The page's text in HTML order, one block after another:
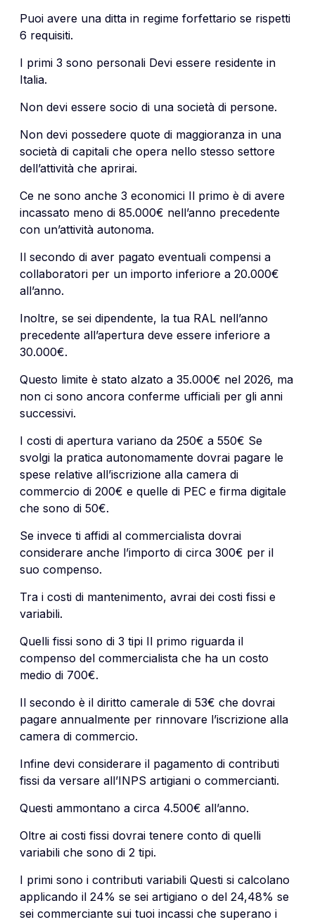
Puoi avere una ditta in regime forfettario se rispetti
6 requisiti.
I primi 3 sono personali Devi essere residente in
Italia.
Non devi essere socio di una società di persone.
Non devi possedere quote di maggioranza in una
società di capitali che opera nello stesso settore
dell’attività che aprirai.
Ce ne sono anche 3 economici Il primo è di avere
incassato meno di 85.000€ nell’anno precedente
con un’attività autonoma.
Il secondo di aver pagato eventuali compensi a
collaboratori per un importo inferiore a 20.000€
all’anno.
Inoltre, se sei dipendente, la tua RAL nell’anno
precedente all’apertura deve essere inferiore a
30.000€.
Questo limite è stato alzato a 35.000€ nel 2026, ma
non ci sono ancora conferme ufficiali per gli anni
successivi.
I costi di apertura variano da 250€ a 550€ Se
svolgi la pratica autonomamente dovrai pagare le
spese relative all’iscrizione alla camera di
commercio di 200€ e quelle di PEC e firma digitale
che sono di 50€.
Se invece ti affidi al commercialista dovrai
considerare anche l’importo di circa 300€ per il
suo compenso.
Tra i costi di mantenimento, avrai dei costi fissi e
variabili.
Quelli fissi sono di 3 tipi Il primo riguarda il
compenso del commercialista che ha un costo
medio di 700€.
Il secondo è il diritto camerale di 53€ che dovrai
pagare annualmente per rinnovare l’iscrizione alla
camera di commercio.
Infine devi considerare il pagamento di contributi
fissi da versare all’INPS artigiani o commercianti.
Questi ammontano a circa 4.500€ all’anno.
Oltre ai costi fissi dovrai tenere conto di quelli
variabili che sono di 2 tipi.
I primi sono i contributi variabili Questi si calcolano
applicando il 24% se sei artigiano o del 24,48% se
sei commerciante sui tuoi incassi che superano i